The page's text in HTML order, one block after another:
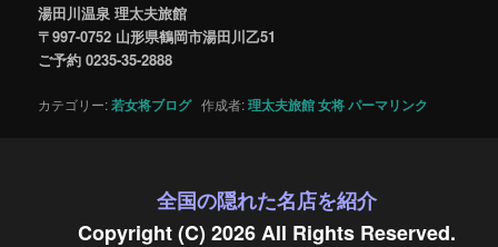
湯田川温泉 理太夫旅館
〒997-0752 山形県鶴岡市湯田川乙51
ご予約 0235-35-2888
カテゴリー:若女将ブログ作成者:理太夫旅館 女将パーマリンク
全国の隠れた名店を紹介
Copyright (C) 2026 All Rights Reserved.